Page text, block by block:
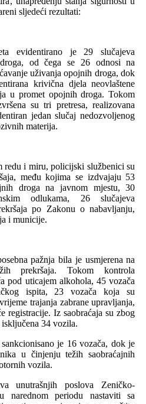
sljedeći rezultati:
evidentirano je 29 slučajeva
od čega se 26 odnosi na
uživanja opojnih droga, dok
krivična djela neovlaštene
u promet opojnih droga. Tokom
su tri pretresa, realizovana
jedan slučaj nedozvoljenog
materija.
redu i miru, policijski službenici su
među kojima se izdvajaju 53
droga na javnom mjestu, 30
odlukama, 26 slučajeva
po Zakonu onabavljanju,
i municije.
pažnja bila je usmjerena na
prekršaja. Tokom kontrola
pod uticajem alkohola, 45 vozača
ispita, 23 vozača koja su
trajanja zabrane upravljanja,
registracije. Iz saobraćaja su zbog
34 vozila.
je 16 vozača, dok je
u činjenju težih saobraćajnih
vozila.
unutrašnjih poslova Zeničko-
periodu nastaviti sa